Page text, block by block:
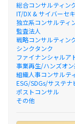
総合コンサルティン
IT/DX & サイバーセ
独立系コンサルティ
監査法人
戦略コンサルティン
シンクタンク
ファイナンシャルア
事業再生/ハンズオ
組織人事コンサルテ
ESG/SDGs/サステ
ポストコンサル
その他